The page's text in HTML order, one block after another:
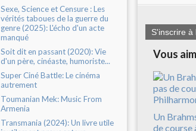
Sexe, Science et Censure : Les
vérités taboues de la guerre du
genre (2025): L'écho d'un acte
manqué
Soit dit en passant (2020): Vie
d'un père, cinéaste, humoriste...
Super Ciné Battle: Le cinéma
autrement
Toumanian Mek: Music From
Armenia
Transmania (2024): Un livre utile
S'inscrire à
Vous
Un
de course